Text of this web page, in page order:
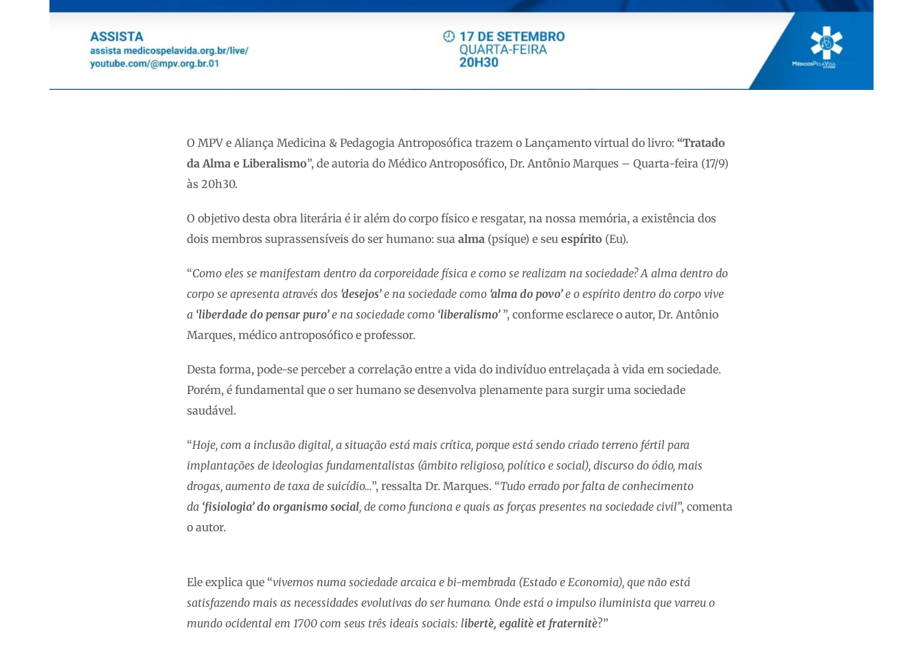
O MPV e Aliança Medicina & Pedagogia Antroposófica trazem o Lançamento virtual do livro: “Tratado
da Alma e Liberalismo”, de autoria do Médico Antroposófico, Dr. Antônio Marques – Quarta-feira (17/9)
às 20h30.
O objetivo desta obra literária é ir além do corpo físico e resgatar, na nossa memória, a existência dos
dois membros suprassensíveis do ser humano: sua alma (psique) e seu espírito (Eu).
“Como eles se manifestam dentro da corporeidade física e como se realizam na sociedade? A alma dentro do
corpo se apresenta através dos ‘desejos’e na sociedade como ‘alma do povo’e o espírito dentro do corpo vive
a ‘liberdade do pensar puro’e na sociedade como ‘liberalismo’ ”, conforme esclarece o autor, Dr. Antônio
Marques, médico antroposófico e professor.
Desta forma, pode-se perceber a correlação entre a vida do indivíduo entrelaçada à vida em sociedade.
Porém, é fundamental que o ser humano se desenvolva plenamente para surgir uma sociedade
saudável.
“Hoje, com a inclusão digital, a situação está mais crítica, porque está sendo criado terreno fértil para
implantações de ideologias fundamentalistas (âmbito religioso, político e social), discurso do ódio, mais
drogas, aumento de taxa de suicídio…”, ressalta Dr. Marques. “Tudo errado por falta de conhecimento
da ‘fisiologia’ do organismo social, de como funciona e quais as forças presentes na sociedade civil”, comenta
o autor.
Ele explica que “vivemos numa sociedade arcaica e bi-membrada (Estado e Economia), que não está
satisfazendo mais as necessidades evolutivas do ser humano. Onde está o impulso iluminista que varreu o
mundo ocidental em 1700 com seus três ideais sociais: libertè, egalitè et fraternitè?”